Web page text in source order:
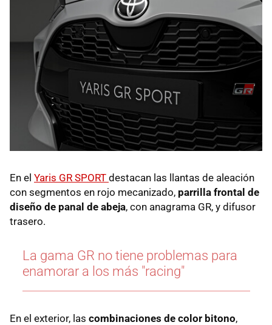
En el Yaris GR SPORT destacan las llantas de aleación
con segmentos en rojo mecanizado, parrilla frontal de
diseño de panal de abeja, con anagrama GR, y difusor
trasero.
La gama GR no tiene problemas para
enamorar a los más "racing"
En el exterior, las combinaciones de color bitono,